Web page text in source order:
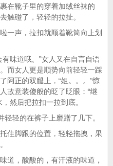
在靴子里的穿着加绒丝袜的
触碰了，轻轻的拉扯。
一声，拉扣就顺着靴筒向上划
味道哦。”女人又在自言自语
而女人更是顺势向前轻轻一踩
阿正的双腿上，“姐。。。”惊
故意装傻般的眨了眨眼：“继
然后把拉扣一拉到底。
轻轻的在裤子上磨蹭了几下。
住脚跟的位置，轻轻拖拽，果
道，酸酸的，有汗液的味道，